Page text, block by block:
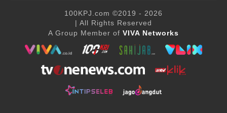
100KPJ.com ©2019 - 2026
| All Rights Reserved
A Group Member of VIVA Networks